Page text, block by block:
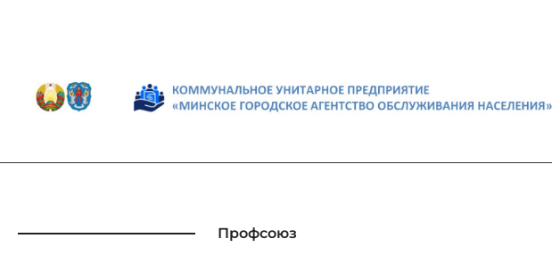
Профсоюз